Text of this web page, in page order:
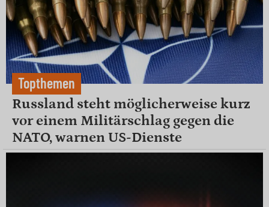
Topthemen
Russland steht möglicherweise kurz
vor einem Militärschlag gegen die
NATO, warnen US-Dienste